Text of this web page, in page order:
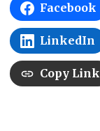
Facebook
LinkedIn
Copy Link